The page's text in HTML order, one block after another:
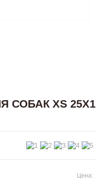
СОБАК XS 25Х1
Цена: